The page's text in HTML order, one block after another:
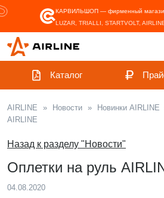
КАРВИЛЬШОП — фирменный
LUZAR, TRIALLI, STARTVOLT,
Каталог
AIRLINE » Новости » Новинки AIRLINE
AIRLINE
Назад к разделу "Новости"
Оплетки на руль
04.08.2020